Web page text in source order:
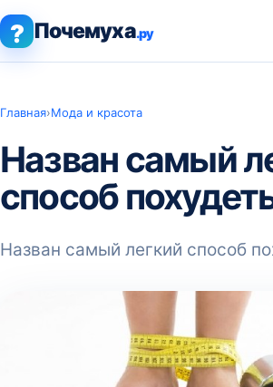
? Почемуха.ру
Главная›Мода и красота
Назван самый
способ
Назван самый легкий способ